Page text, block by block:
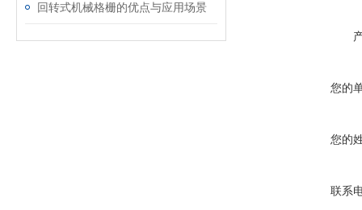
回转式机械格栅的优点与应用场景
您的
您的
联系